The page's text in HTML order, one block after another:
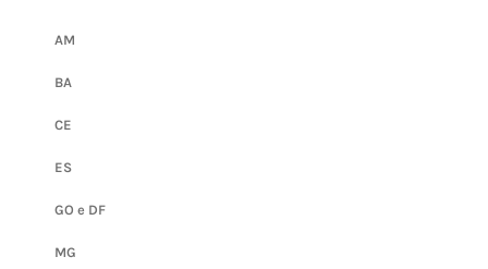
AM
BA
CE
ES
GO e DF
MG